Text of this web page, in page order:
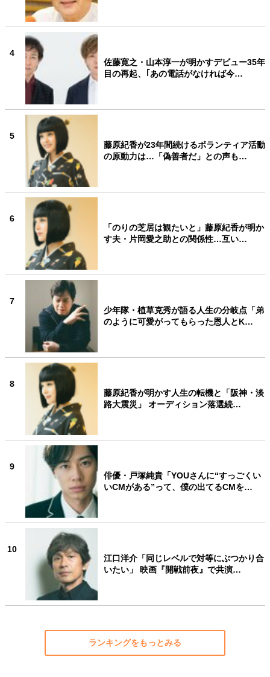
4
佐藤寛之・山本淳一が明かすデビュー35年
目の再起、｢あの電話がなければ今…
5
藤原紀香が23年間続けるボランティア活動
の原動力は…「偽善者だ」との声も…
6
「のりの芝居は観たいと」藤原紀香が明か
す夫・片岡愛之助との関係性…互い…
7
少年隊・植草克秀が語る人生の分岐点「弟
のように可愛がってもらった恩人とK…
8
藤原紀香が明かす人生の転機と「阪神・淡
路大震災」 オーディション落選続…
9
俳優・戸塚純貴「YOUさんに“すっごくい
いCMがある”って、僕の出てるCMを…
10
江口洋介「同じレベルで対等にぶつかり合
いたい」 映画『開戦前夜』で共演…
ランキングをもっとみる